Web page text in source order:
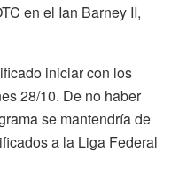
en el Ian Barney II,
iniciar con los
28/10. De no haber
se mantendría de
a la Liga Federal